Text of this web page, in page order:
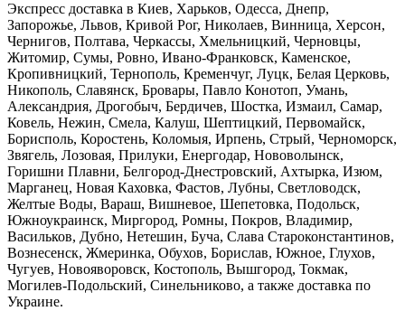
Экспресс доставка в Киев, Харьков, Одесса, Днепр,
Запорожье, Львов, Кривой Рог, Николаев, Винница, Херсон,
Чернигов, Полтава, Черкассы, Хмельницкий, Черновцы,
Житомир, Сумы, Ровно, Ивано-Франковск, Каменское,
Кропивницкий, Тернополь, Кременчуг, Луцк, Белая Церковь,
Никополь, Славянск, Бровары, Павло Конотоп, Умань,
Александрия, Дрогобыч, Бердичев, Шостка, Измаил, Самар,
Ковель, Нежин, Смела, Калуш, Шептицкий, Первомайск,
Борисполь, Коростень, Коломыя, Ирпень, Стрый, Черноморск,
Звягель, Лозовая, Прилуки, Енергодар, Нововолынск,
Горишни Плавни, Белгород-Днестровский, Ахтырка, Изюм,
Марганец, Новая Каховка, Фастов, Лубны, Светловодск,
Желтые Воды, Вараш, Вишневое, Шепетовка, Подольск,
Южноукраинск, Миргород, Ромны, Покров, Владимир,
Васильков, Дубно, Нетешин, Буча, Слава Староконстантинов,
Вознесенск, Жмеринка, Обухов, Борислав, Южное, Глухов,
Чугуев, Новояворовск, Костополь, Вышгород, Токмак,
Могилев-Подольский, Синельниково, а также доставка по
Украине.